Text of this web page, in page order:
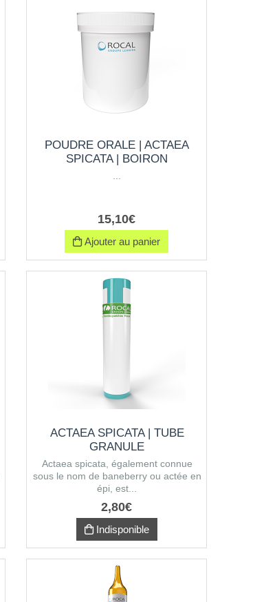
POUDRE ORALE | ACTAEA
SPICATA | BOIRON
15,10€
Ajouter au panier
ACTAEA SPICATA | TUBE
GRANULE
Actaea spicata, également connue
sous le nom de baneberry ou actée en
épi, est...
2,80€
Indisponible